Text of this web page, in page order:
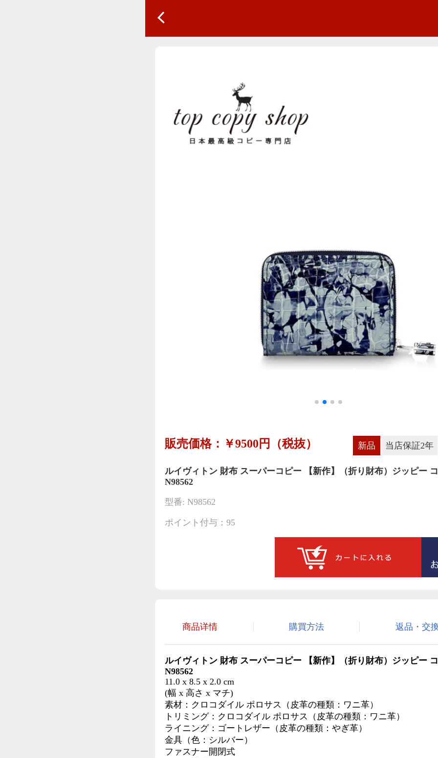
販売価格：￥9500円（税抜） 新品 当店保証2年
ルイヴィトン 財布 スーパーコピー 【新作】（折り財布）ジッピー
N98562
型番: N98562
ポイント付与：95
商品详情 購買方法 返品・交
ルイヴィトン 財布 スーパーコピー 【新作】（折り財布）ジッピー
N98562
11.0 x 8.5 x 2.0 cm
(幅 x 高さ x マチ)
素材：クロコダイル ポロサス（皮革の種類：ワニ革）
トリミング：クロコダイル ポロサス（皮革の種類：ワニ革）
ライニング：ゴートレザー（皮革の種類：やぎ革）
金具（色：シルバー）
ファスナー開閉式